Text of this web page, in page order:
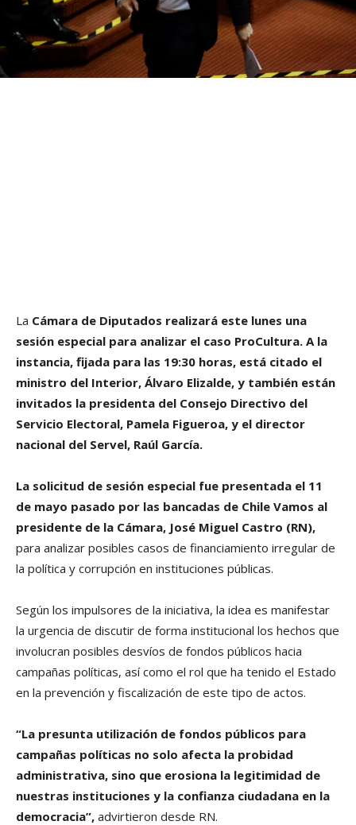
La Cámara de Diputados realizará este lunes una
sesión especial para analizar el caso ProCultura. A la
instancia, fijada para las 19:30 horas, está citado el
ministro del Interior, Álvaro Elizalde, y también están
invitados la presidenta del Consejo Directivo del
Servicio Electoral, Pamela Figueroa, y el director
nacional del Servel, Raúl García.
La solicitud de sesión especial fue presentada el 11
de mayo pasado por las bancadas de Chile Vamos al
presidente de la Cámara, José Miguel Castro (RN),
para analizar posibles casos de financiamiento irregular de
la política y corrupción en instituciones públicas.
Según los impulsores de la iniciativa, la idea es manifestar
la urgencia de discutir de forma institucional los hechos que
involucran posibles desvíos de fondos públicos hacia
campañas políticas, así como el rol que ha tenido el Estado
en la prevención y fiscalización de este tipo de actos.
“La presunta utilización de fondos públicos para
campañas políticas no solo afecta la probidad
administrativa, sino que erosiona la legitimidad de
nuestras instituciones y la confianza ciudadana en la
democracia”, advirtieron desde RN.